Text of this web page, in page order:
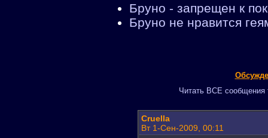
Бруно - запрещен к
Бруно не нравится
Читать ВСЕ сообщения
Cruella
Вт 1-Сен-2009, 00:11